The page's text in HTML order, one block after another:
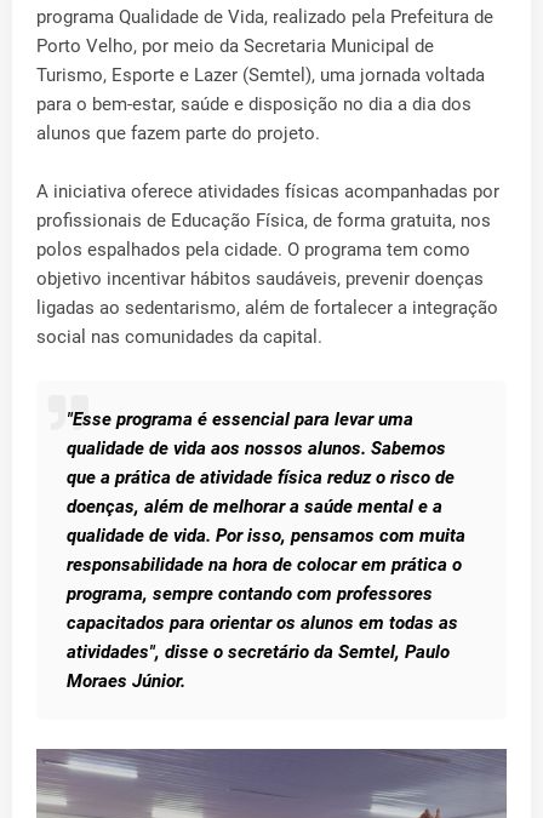
programa Qualidade de Vida, realizado pela Prefeitura de
Porto Velho, por meio da Secretaria Municipal de
Turismo, Esporte e Lazer (Semtel), uma jornada voltada
para o bem-estar, saúde e disposição no dia a dia dos
alunos que fazem parte do projeto.
A iniciativa oferece atividades físicas acompanhadas por
profissionais de Educação Física, de forma gratuita, nos
polos espalhados pela cidade. O programa tem como
objetivo incentivar hábitos saudáveis, prevenir doenças
ligadas ao sedentarismo, além de fortalecer a integração
social nas comunidades da capital.
"Esse programa é essencial para levar uma
qualidade de vida aos nossos alunos. Sabemos
que a prática de atividade física reduz o risco de
doenças, além de melhorar a saúde mental e a
qualidade de vida. Por isso, pensamos com muita
responsabilidade na hora de colocar em prática o
programa, sempre contando com professores
capacitados para orientar os alunos em todas as
atividades", disse o secretário da Semtel, Paulo
Moraes Júnior.